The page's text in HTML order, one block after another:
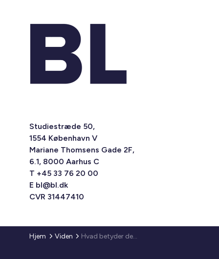
Studiestræde 50,
1554 København V
Mariane Thomsens Gade 2F,
6.1, 8000 Aarhus C
T +45 33 76 20 00
E bl@bl.dk
CVR 31447410
Hjem Viden Hvad betyder det at være et udsat boligområde?